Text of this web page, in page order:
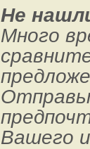
Не
Много
Вашего